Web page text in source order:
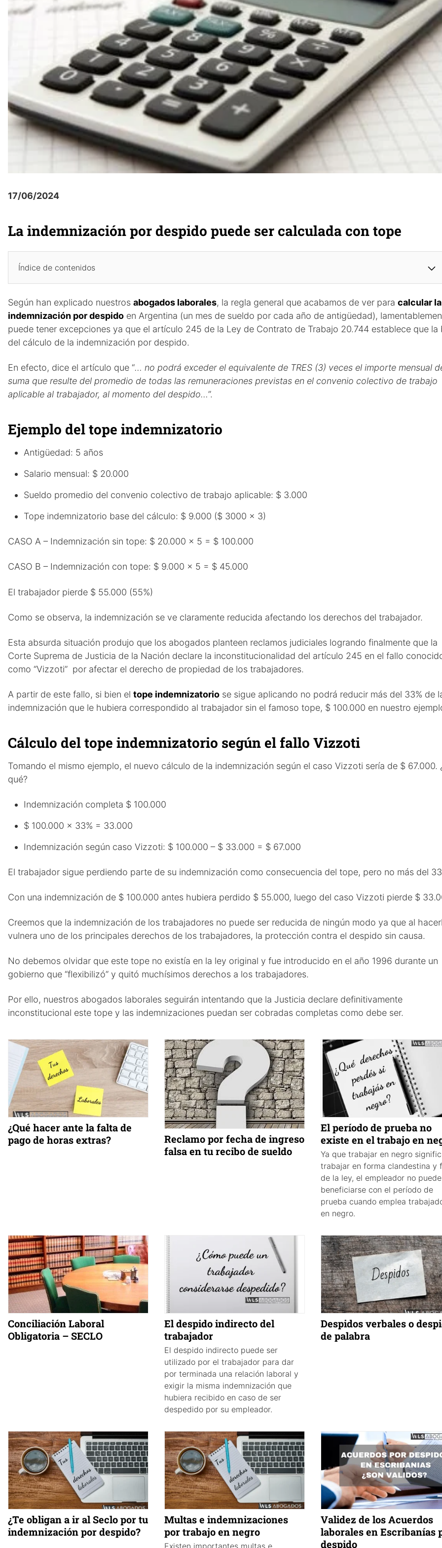
17/06/2024
La indemnización por despido puede ser calculada con tope
Índice de contenidos
Según han explicado nuestros abogados laborales, la regla general que acabamos de ver para calcular la
indemnización por despido en Argentina (un mes de sueldo por cada año de antigüedad),
puede tener excepciones ya que el artículo 245 de la Ley de Contrato de Trabajo 20.744 establece que la
del cálculo de la indemnización por despido.
En efecto, dice el artículo que “… no podrá exceder el equivalente de TRES (3) veces el importe mensual
suma que resulte del promedio de todas las remuneraciones previstas en el convenio colectivo de trabajo
aplicable al trabajador, al momento del despido…”.
Ejemplo del tope indemnizatorio
Antigüedad: 5 años
Salario mensual: $ 20.000
Sueldo promedio del convenio colectivo de trabajo aplicable: $ 3.000
Tope indemnizatorio base del cálculo: $ 9.000 ($ 3000 x 3)
CASO A – Indemnización sin tope: $ 20.000 x 5 = $ 100.000
CASO B – Indemnización con tope: $ 9.000 x 5 = $ 45.000
El trabajador pierde $ 55.000 (55%)
Como se observa, la indemnización se ve claramente reducida afectando los derechos del trabajador.
Esta absurda situación produjo que los abogados planteen reclamos judiciales logrando finalmente que la
Corte Suprema de Justicia de la Nación declare la inconstitucionalidad del artículo 245 en el fallo
como “Vizzoti” por afectar el derecho de propiedad de los trabajadores.
A partir de este fallo, si bien el tope indemnizatorio se sigue aplicando no podrá reducir más del 33% de
indemnización que le hubiera correspondido al trabajador sin el famoso tope, $ 100.000 en nuestro
Cálculo del tope indemnizatorio según el fallo Vizzoti
Tomando el mismo ejemplo, el nuevo cálculo de la indemnización según el caso Vizzoti sería de $ 67.000.
qué?
Indemnización completa $ 100.000
$ 100.000 x 33% = 33.000
Indemnización según caso Vizzoti: $ 100.000 – $ 33.000 = $ 67.000
El trabajador sigue perdiendo parte de su indemnización como consecuencia del tope, pero no más del
Con una indemnización de $ 100.000 antes hubiera perdido $ 55.000, luego del caso Vizzoti pierde $
Creemos que la indemnización de los trabajadores no puede ser reducida de ningún modo ya que al
vulnera uno de los principales derechos de los trabajadores, la protección contra el despido sin causa.
No debemos olvidar que este tope no existía en la ley original y fue introducido en el año 1996 durante un
gobierno que “flexibilizó” y quitó muchísimos derechos a los trabajadores.
Por ello, nuestros abogados laborales seguirán intentando que la Justicia declare definitivamente
inconstitucional este tope y las indemnizaciones puedan ser cobradas completas como debe ser.
¿Qué hacer ante la falta de
pago de horas extras?
Reclamo por fecha de ingreso
falsa en tu recibo de sueldo
El período de prueba no
existe en el trabajo en
Ya que trabajar en negro
trabajar en forma clandestina y
de la ley, el empleador no puede
beneficiarse con el período de
prueba cuando emplea
en negro.
Conciliación Laboral
Obligatoria – SECLO
El despido indirecto del
trabajador
El despido indirecto puede ser
utilizado por el trabajador para dar
por terminada una relación laboral y
exigir la misma indemnización que
hubiera recibido en caso de ser
despedido por su empleador.
Despidos verbales o
de palabra
¿Te obligan a ir al Seclo por tu
indemnización por despido?
Multas e indemnizaciones
por trabajo en negro
Validez de los Acuerdos
laborales en Escribanías
despido